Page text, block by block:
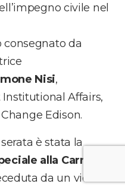
civile nel
consegnato da
Nisi,
Affairs,
Edison.
è stata la
alla Carriera
da un video